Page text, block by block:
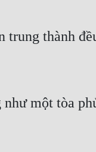
trung thành
một tòa